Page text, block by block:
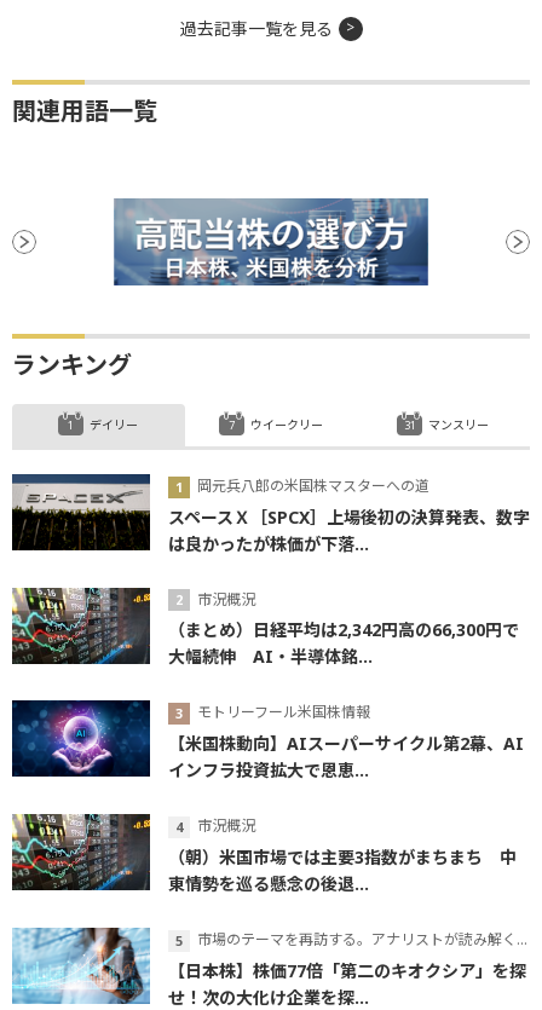
過去記事一覧を見る
関連用語一覧
ランキング
デイリー
岡元兵八郎の米国株マスターへの道
スペースＸ［SPCX］上場後初の決算発表、数字
は良かったが株価が下落...
市況概況
（まとめ）日経平均は2,342円高の66,300円で
大幅続伸 AI・半導体銘...
モトリーフール米国株情報
【米国株動向】AIスーパーサイクル第2幕、AI
インフラ投資拡大で恩恵...
市況概況
（朝）米国市場では主要3指数がまちまち 中
東情勢を巡る懸念の後退...
市場のテーマを再訪する。アナリストが読み解くテーマの本質
【日本株】株価77倍「第二のキオクシア」を探
せ！次の大化け企業を探...
ウイークリー マンスリー